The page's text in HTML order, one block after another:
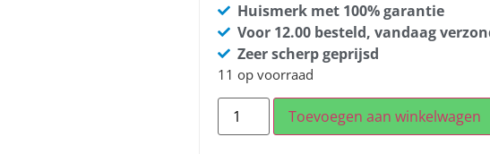
Huismerk met 100% garantie
Voor 12.00 besteld, vandaag
Zeer scherp geprijsd
11 op voorraad
Toevoegen aan winkelwagen